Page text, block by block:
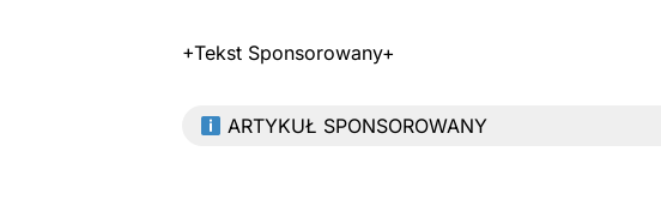
+Tekst Sponsorowany+
ARTYKUŁ SPONSOROWANY